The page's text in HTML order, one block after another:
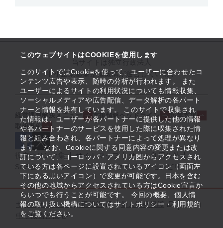
このウェブサイトはCOOKIEを使用します
このサイトではCookieを使って、ユーザーに合わせたコ
ンテンツ広告や表示、随時の分析が行われます。 また
ユーザーによるサイトの利用状況についても情報収集、
ソーシャルメディアや広告配信、データ解析の各パート
ナーと情報を共有しています。 このサイトで収集され
た情報は、ユーザーが各パートナーに提供した他の情報
や各パートナーのサービスを使用した際に収集された情
報と組み合わされ、各パートナーによって処理が異なり
ます。 なお、Cookieに関する同意内容の変更または改
訂について、ヨーロッパ・アメリカ圏からアクセスされ
ている方は各ページに設置されているアイコン（画面左
下にある黒いアイコン）で変更が可能です。日本を含む
その他の地域からアクセスされている方はCookie宣言か
らいつでも行うことが可能です。 今回の概要、個人情
報の取り扱い機構についてはサイトポリシー・利用規約
をご覧ください。
中小企業基盤整備機構が運営しています
経営課題解決メニュー 支援情報ヘッドライン
起業支援
取組事例
役立つリンク集 サイトマップ
サイト利用条件
SNS公式アカウント一覧
ウェブアクセシビリティ
サイトポリシー・利用規約
個人情報保護
中小機構とは